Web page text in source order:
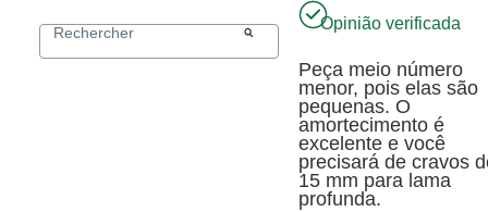
Opinião verificada
Peça meio número
menor, pois elas são
pequenas. O
amortecimento é
excelente e você
precisará de cravos
15 mm para lama
profunda.